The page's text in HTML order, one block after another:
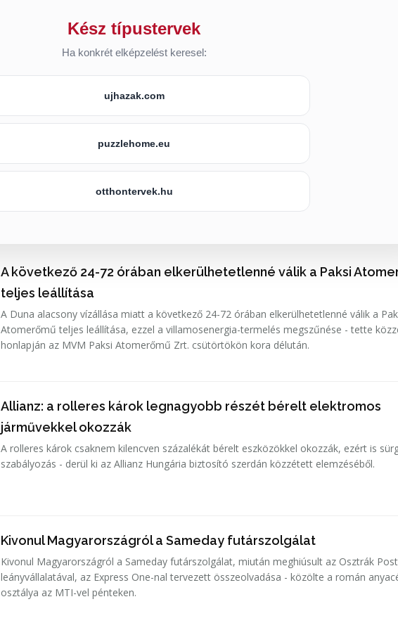
Kész típustervek
Ha konkrét elképzelést keresel:
ujhazak.com
puzzlehome.eu
otthontervek.hu
A következő 24-72 órában elkerülhetetlenné válik a Paksi
teljes leállítása
A Duna alacsony vízállása miatt a következő 24-72 órában elkerülhetetlenné válik a
Atomerőmű teljes leállítása, ezzel a villamosenergia-termelés megszűnése - tette
honlapján az MVM Paksi Atomerőmű Zrt. csütörtökön kora délután.
Allianz: a rolleres károk legnagyobb részét bérelt elektromos
járművekkel okozzák
A rolleres károk csaknem kilencven százalékát bérelt eszközökkel okozzák, ezért is
szabályozás - derül ki az Allianz Hungária biztosító szerdán közzétett elemzéséből.
Kivonul Magyarországról a Sameday futárszolgálat
Kivonul Magyarországról a Sameday futárszolgálat, miután meghiúsult az Osztrák
leányvállalatával, az Express One-nal tervezett összeolvadása - közölte a román
osztálya az MTI-vel pénteken.